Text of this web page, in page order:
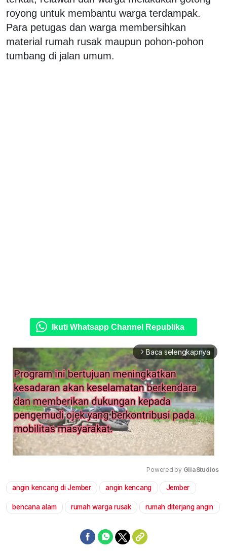
royong untuk membantu warga terdampak.
Para petugas dan warga membersihkan
material rumah rusak maupun pohon-pohon
tumbang di jalan umum.
Ikuti Whatsapp Channel Republika
arrow_forward_ios Baca selengkapnya
Mute
Powered by GliaStudios
angin kencang di Jember angin kencang Jember
bencana alam rumah warga rusak rumah diterjang angin